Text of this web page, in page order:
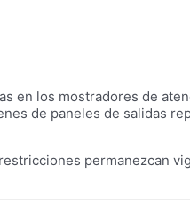
en los mostradores de
de paneles de salidas
permanezcan